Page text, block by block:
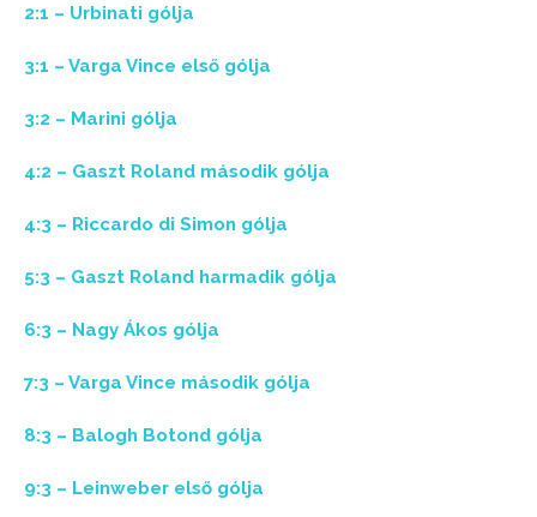
2:1 – Urbinati gólja
3:1 – Varga Vince első gólja
3:2 – Marini gólja
4:2 – Gaszt Roland második gólja
4:3 – Riccardo di Simon gólja
5:3 – Gaszt Roland harmadik gólja
6:3 – Nagy Ákos gólja
7:3 – Varga Vince második gólja
8:3 – Balogh Botond gólja
9:3 – Leinweber első gólja